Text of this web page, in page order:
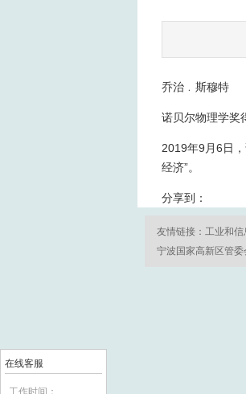
乔治﹒斯穆特
诺贝尔物理学奖
2019年9月6日
经济”。
分享到：
友情链接： 工业和信
宁波国家高新区管委
在线客服
工作时间：